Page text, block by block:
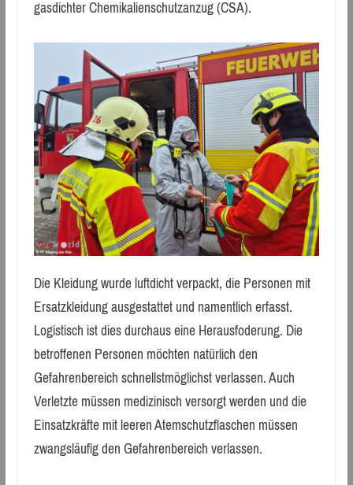
gasdichter Chemikalienschutzanzug (CSA).
Die Kleidung wurde luftdicht verpackt, die Personen mit
Ersatzkleidung ausgestattet und namentlich erfasst.
Logistisch ist dies durchaus eine Herausfoderung. Die
betroffenen Personen möchten natürlich den
Gefahrenbereich schnellstmöglichst verlassen. Auch
Verletzte müssen medizinisch versorgt werden und die
Einsatzkräfte mit leeren Atemschutzflaschen müssen
zwangsläufig den Gefahrenbereich verlassen.